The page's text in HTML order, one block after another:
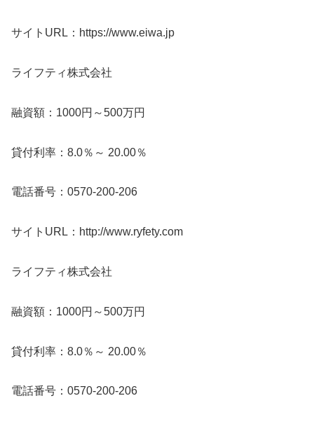
サイトURL：https://www.eiwa.jp
ライフティ株式会社
融資額：1000円～500万円
貸付利率：8.0％～ 20.00％
電話番号：0570-200-206
サイトURL：http://www.ryfety.com
ライフティ株式会社
融資額：1000円～500万円
貸付利率：8.0％～ 20.00％
電話番号：0570-200-206